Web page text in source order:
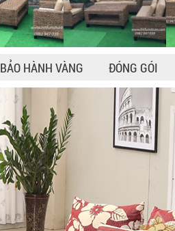
BẢO HÀNH VÀNG ĐÓNG GÓI